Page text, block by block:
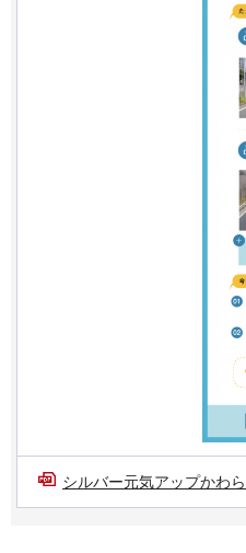
シルバー元気アップかわ